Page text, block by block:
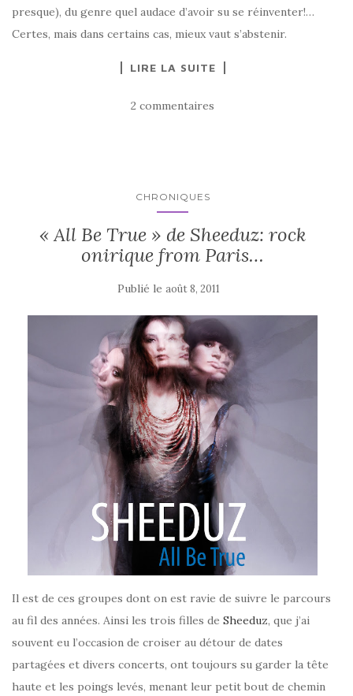
presque), du genre quel audace d’avoir su se réinventer!…
Certes, mais dans certains cas, mieux vaut s’abstenir.
LIRE LA SUITE
2 commentaires
CHRONIQUES
« All Be True » de Sheeduz: rock
onirique from Paris…
Publié le août 8, 2011
Il est de ces groupes dont on est ravie de suivre le parcours
au fil des années. Ainsi les trois filles de Sheeduz, que j’ai
souvent eu l’occasion de croiser au détour de dates
partagées et divers concerts, ont toujours su garder la tête
haute et les poings levés, menant leur petit bout de chemin